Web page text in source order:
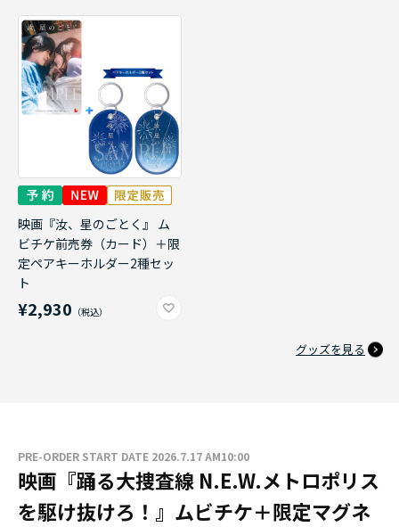
映画『汝、星のごとく』 ム
ビチケ前売券（カード）＋限
定ペアキーホルダー2種セッ
ト
¥2,930
グッズを見る
PRE-ORDER START DATE 2026.7.17 AM10:00
映画『踊る大捜査線 N.E.W.メトロポリス
を駆け抜けろ！』ムビチケ＋限定マグネ